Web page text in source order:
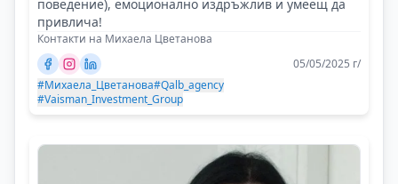
поведение), емоционално издръжлив и умеещ да
привлича!
Контакти на Михаела Цветанова
05/05/2025 г/
#Михаела_Цветанова#Qalb_agency
#Vaisman_Investment_Group